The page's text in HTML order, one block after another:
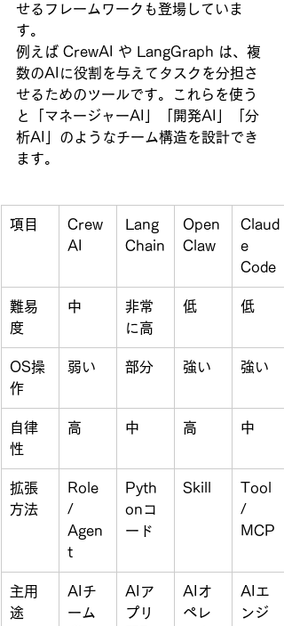
せるフレームワークも登場していま
す。
例えば CrewAI や LangGraph は、複
数のAIに役割を与えてタスクを分担さ
せるためのツールです。これらを使う
と「マネージャーAI」「開発AI」「分
析AI」のようなチーム構造を設計でき
ます。
項目
Crew
AI
Lang
Chain
Open
Claw
Claud
e
Code
難易
度
中
非常
に高
低 低
OS操
作
弱い 部分 強い 強い
自律
性
高 中 高 中
拡張
方法
Role
/
Agen
t
Pyth
onコ
ード
Skill
Tool
/
MCP
主用
途
AIチ
ーム
AIア
プリ
AIオ
ペレ
AIエ
ンジ